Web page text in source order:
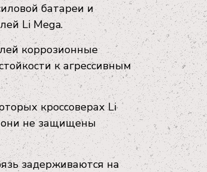
батареи и
Li Mega.
коррозионные
к агрессивным
кроссоверах Li
они не защищены
задерживаются на